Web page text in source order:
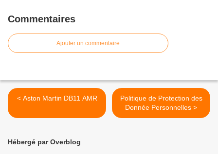
Commentaires
Ajouter un commentaire
< Aston Martin DB11 AMR
Politique de Protection des
Donnée Personnelles >
Hébergé par Overblog